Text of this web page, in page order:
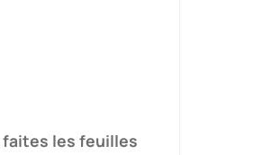
les feuilles